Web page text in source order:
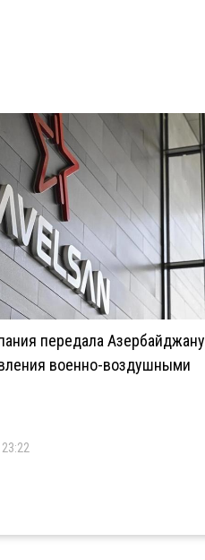
передала Азербайджану
военно-воздушными